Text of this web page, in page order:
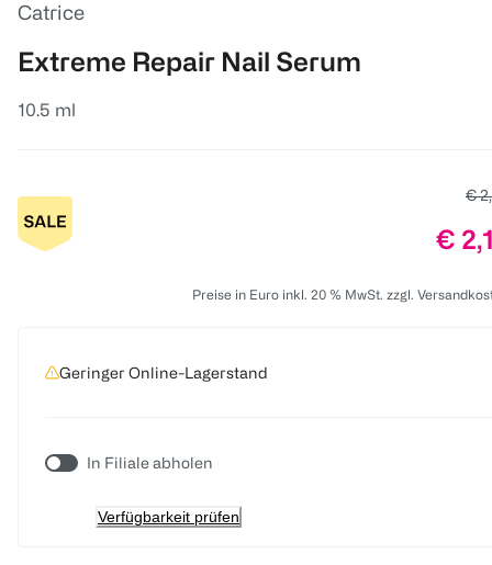
Catrice
Extreme Repair Nail Serum
10.5 ml
€
€
Preise in Euro inkl. 20 % MwSt. zzgl.
Geringer Online-Lagerstand
In Filiale abholen
Verfügbarkeit prüfen